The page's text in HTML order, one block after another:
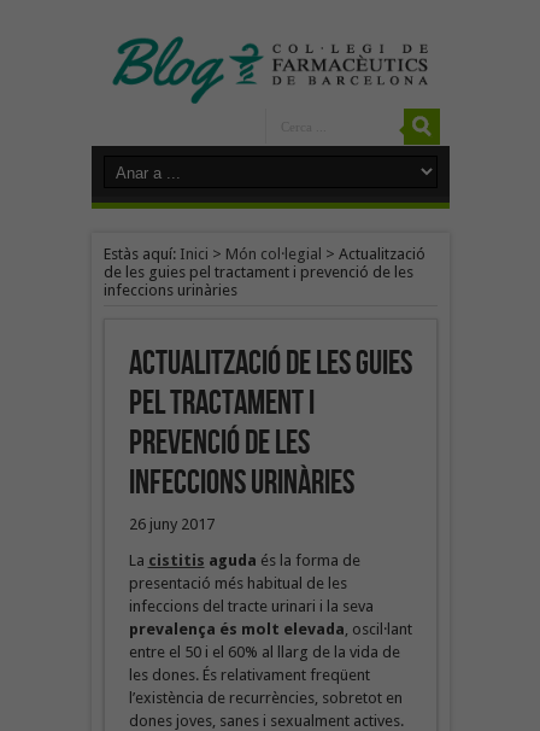
Estàs aquí: Inici > Món col·legial > Actualització
de les guies pel tractament i prevenció de les
infeccions urinàries
Actualització de les guies
pel tractament i
prevenció de les
infeccions urinàries
26 juny 2017
La cistitis aguda és la forma de
presentació més habitual de les
infeccions del tracte urinari i la seva
prevalença és molt elevada , oscil·lant
entre el 50 i el 60% al llarg de la vida de
les dones. És relativament freqüent
l’existència de recurrències, sobretot en
dones joves, sanes i sexualment actives.